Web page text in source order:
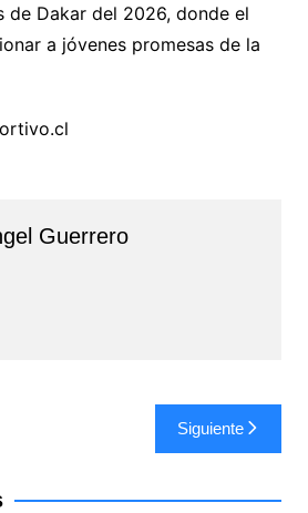
de Dakar del 2026, donde el
a jóvenes promesas de la
Guerrero
Siguiente